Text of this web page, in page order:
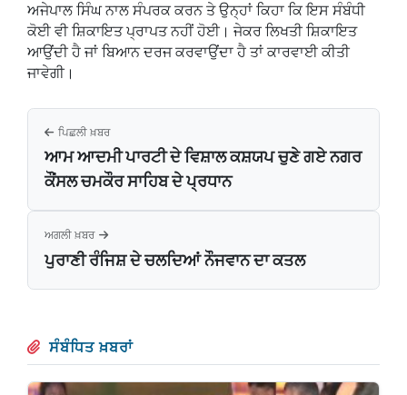
ਅਜੇਪਾਲ ਸਿੰਘ ਨਾਲ ਸੰਪਰਕ ਕਰਨ ਤੇ ਉਨ੍ਹਾਂ ਕਿਹਾ ਕਿ ਇਸ ਸੰਬੰਧੀ
ਕੋਈ ਵੀ ਸ਼ਿਕਾਇਤ ਪ੍ਰਾਪਤ ਨਹੀਂ ਹੋਈ। ਜੇਕਰ ਲਿਖਤੀ ਸ਼ਿਕਾਇਤ
ਆਉਂਦੀ ਹੈ ਜਾਂ ਬਿਆਨ ਦਰਜ ਕਰਵਾਉਂਦਾ ਹੈ ਤਾਂ ਕਾਰਵਾਈ ਕੀਤੀ
ਜਾਵੇਗੀ।
ਪਿਛਲੀ ਖ਼ਬਰ
ਆਮ ਆਦਮੀ ਪਾਰਟੀ ਦੇ ਵਿਸ਼ਾਲ ਕਸ਼ਯਪ ਚੁਣੇ ਗਏ ਨਗਰ
ਕੌਂਸਲ ਚਮਕੌਰ ਸਾਹਿਬ ਦੇ ਪ੍ਰਧਾਨ
ਅਗਲੀ ਖ਼ਬਰ
ਪੁਰਾਣੀ ਰੰਜਿਸ਼ ਦੇ ਚਲਦਿਆਂ ਨੌਜਵਾਨ ਦਾ ਕਤਲ
ਸੰਬੰਧਿਤ ਖ਼ਬਰਾਂ